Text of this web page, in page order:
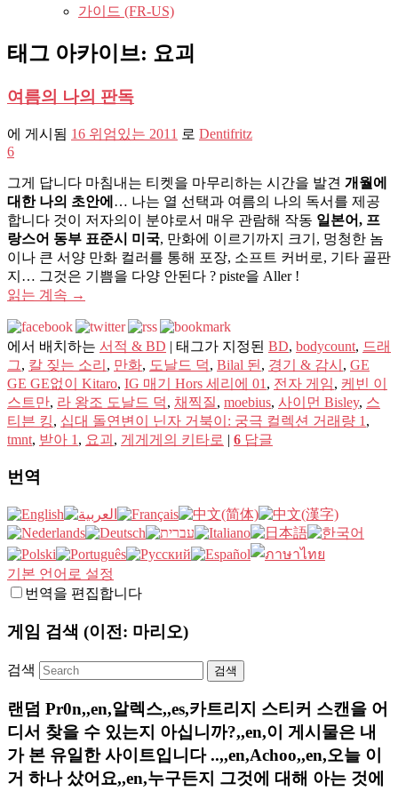
가이드 (FR-US)
태그 아카이브: 요괴
여름의 나의 판독
에 게시됨 16 위엄있는 2011 로 Dentifritz
6
그게 답니다 마침내는 티켓을 마무리하는 시간을 발견 개월에
대한 나의 초안에 … 나는 열 선택과 여름의 나의 독서를 제공
합니다 것이 저자의이 분야로서 매우 관람해 작동 일본어, 프
랑스어 동부 표준시 미국, 만화에 이르기까지 크기, 멍청한 놈
이나 큰 서양 만화 컬러를 통해 포장, 소프트 커버로, 기타 골판
지… 그것은 기쁨을 다양 안된다 ? piste을 Aller !
읽는 계속 →
에서 배치하는 서적 & BD | 태그가 지정된 BD, bodycount, 드래
그, 칼 짖는 소리 , 만화, 도날드 덕, Bilal 된 , 경기 & 감시 , GE
GE GE없이 Kitaro, IG 매기 Hors 세리에 01 , 전자 게임, 케빈 이
스트만, 라 왕조 도날드 덕, 채찍질, moebius, 사이먼 Bisley, 스
티븐 킹, 십대 돌연변이 닌자 거북이: 궁극 컬렉션 거래량 1 ,
tmnt, 받아 1 , 요괴 , 게게게의 키타로 | 6 답글
번역
기본 언어로 설정
번역을 편집합니다
게임 검색 (이전: 마리오)
검색
랜덤 Pr0n,,en,알렉스,,es,카트리지 스티커 스캔을 어
디서 찾을 수 있는지 아십니까?,,en,이 게시물은 내
가 본 유일한 사이트입니다 ..,,en,Achoo,,en,오늘 이
거 하나 샀어요,,en,누구든지 그것에 대해 아는 것에